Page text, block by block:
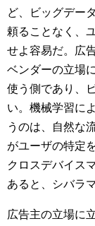
ど、ビッグデー
頼ることなく、
せよ容易だ。広
ベンダーの立場
使う側であり、
い。機械学習に
うのは、自然な
がユーザの特定
クロスデバイス
あると、シバラ
広告主の立場に